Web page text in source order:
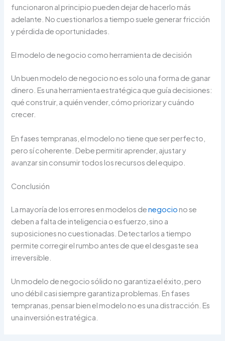
funcionaron al principio pueden dejar de hacerlo más
adelante. No cuestionarlos a tiempo suele generar fricción
y pérdida de oportunidades.
El modelo de negocio como herramienta de decisión
Un buen modelo de negocio no es solo una forma de ganar
dinero. Es una herramienta estratégica que guía decisiones:
qué construir, a quién vender, cómo priorizar y cuándo
crecer.
En fases tempranas, el modelo no tiene que ser perfecto,
pero sí coherente. Debe permitir aprender, ajustar y
avanzar sin consumir todos los recursos del equipo.
Conclusión
La mayoría de los errores en modelos denegocio no se
deben a falta de inteligencia o esfuerzo, sino a
suposiciones no cuestionadas. Detectarlos a tiempo
permite corregir el rumbo antes de que el desgaste sea
irreversible.
Un modelo de negocio sólido no garantiza el éxito, pero
uno débil casi siempre garantiza problemas. En fases
tempranas, pensar bien el modelo no es una distracción. Es
una inversión estratégica.